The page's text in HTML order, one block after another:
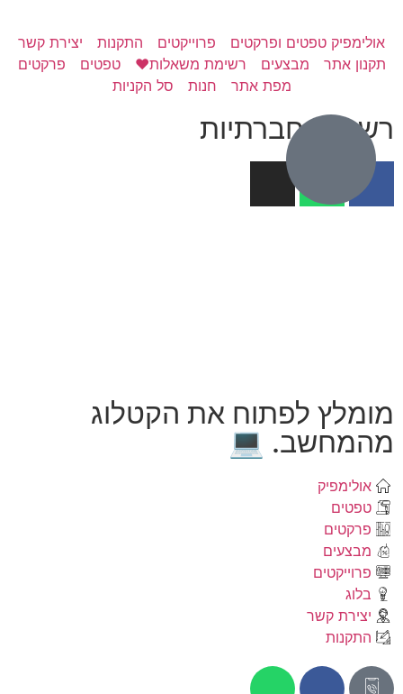
רשתות חברתיות
אולימפיק טפטים ופרקטים פרוייקטים התקנות
יצירת קשר
תקנון אתר
מבצעים רשימת משאלות❤️ טפטים
פרקטים
מפת אתר
חנות סל הקניות
מומלץ לפתוח את הקטלוג
מהמחשב. 💻
אולימפיק
טפטים
פרקטים
מבצעים
פרוייקטים
בלוג
יצירת קשר
התקנות